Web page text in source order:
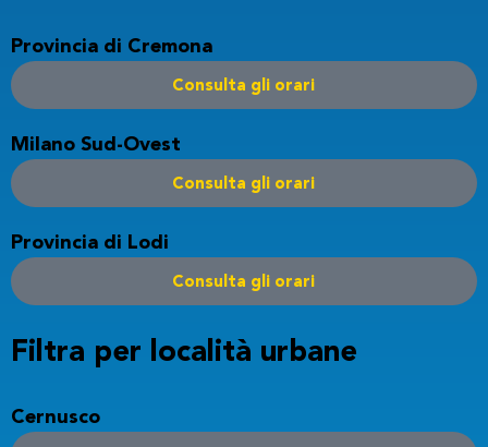
Provincia di Cremona
Consulta gli orari
Milano Sud-Ovest
Consulta gli orari
Provincia di Lodi
Consulta gli orari
Filtra per località urbane
Cernusco